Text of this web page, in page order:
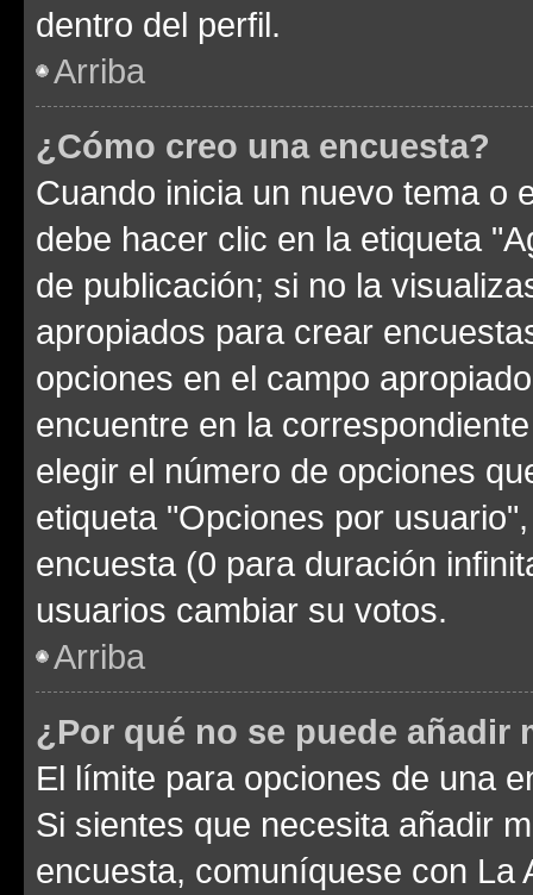
dentro del perfil.
Arriba
¿Cómo creo una encuesta?
Cuando inicia un nuevo tema o
debe hacer clic en la etiqueta
de publicación; si no la
apropiados para crear
opciones en el campo
encuentre en la
elegir el número de opciones
etiqueta "Opciones por
encuesta (0 para duración
usuarios cambiar su votos.
Arriba
¿Por qué no se puede añadir
El límite para opciones de una
Si sientes que necesita añadir
encuesta, comuníquese con La